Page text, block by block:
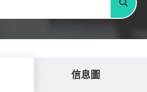
搜尋
信息圖